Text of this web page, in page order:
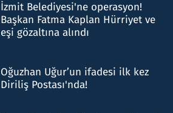
İzmit Belediyesi'ne operasyon!
Başkan Fatma Kaplan Hürriyet ve
eşi gözaltına alındı
Oğuzhan Uğur’un ifadesi ilk kez
Diriliş Postası'nda!